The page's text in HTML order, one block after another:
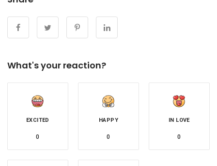
What's your reaction?
EXCITED
0
HAPPY
0
IN LOVE
0